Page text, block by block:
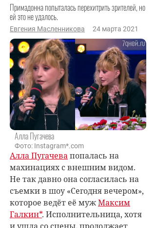
Примадонна попыталась перехитрить зрителей, но
ей это не удалось.
Евгения Масленникова 24 марта 2021
Алла Пугачева
Фото: Instagram*.com
Алла Пугачевапопалась на
махинациях с внешним видом.
Не так давно она согласилась на
съемки в шоу «Сегодня вечером»,
которое ведёт её мужМаксим
Галкин*. Исполнительница, хотя